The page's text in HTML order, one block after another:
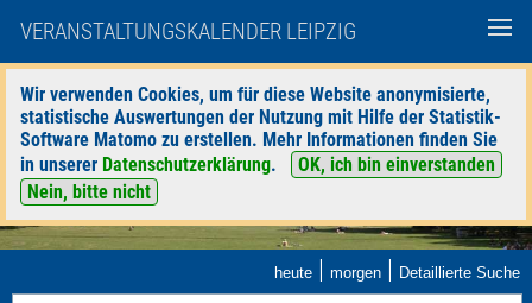
VERANSTALTUNGSKALENDER LEIPZIG
Wir verwenden Cookies, um für diese Website anonymisierte,
statistische Auswertungen der Nutzung mit Hilfe der Statistik-
Software Matomo zu erstellen. Mehr Informationen finden Sie
in unserer Datenschutzerklärung.
OK, ich bin einverstanden
Nein, bitte nicht
heute | morgen | Detaillierte Suche